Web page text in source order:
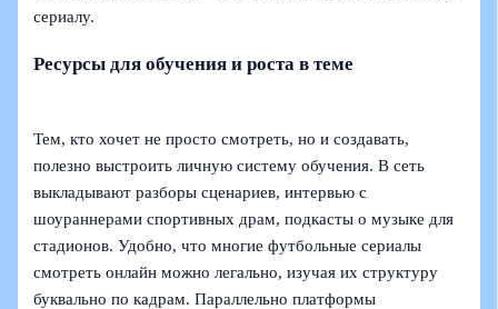
сериалу.
Ресурсы для обучения и роста в теме
Тем, кто хочет не просто смотреть, но и создавать,
полезно выстроить личную систему обучения. В сеть
выкладывают разборы сценариев, интервью с
шоураннерами спортивных драм, подкасты о музыке для
стадионов. Удобно, что многие футбольные сериалы
смотреть онлайн можно легально, изучая их структуру
буквально по кадрам. Параллельно платформы